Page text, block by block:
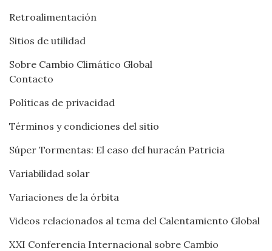
Retroalimentación
Sitios de utilidad
Sobre Cambio Climático Global
Contacto
Políticas de privacidad
Términos y condiciones del sitio
Súper Tormentas: El caso del huracán Patricia
Variabilidad solar
Variaciones de la órbita
Videos relacionados al tema del Calentamiento Global
XXI Conferencia Internacional sobre Cambio